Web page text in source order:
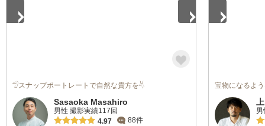
𓅿スナップポートレートで自然な貴方を𓄃
Sasaoka Masahiro
男性 撮影実績117回
4.97
88件
宝物になるよ
男